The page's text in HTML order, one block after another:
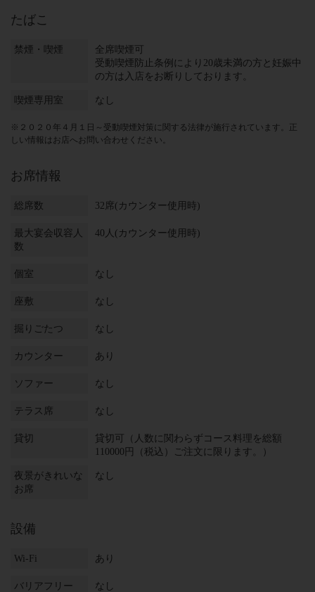
たばこ
禁煙・喫煙
全席喫煙可
受動喫煙防止条例により20歳未満の方と妊娠中
の方は入店をお断りしております。
喫煙専用室 なし
※２０２０年４月１日～受動喫煙対策に関する法律が施行されています。正
しい情報はお店へお問い合わせください。
お席情報
総席数 32席(カウンター使用時)
最大宴会収容人
数
40人(カウンター使用時)
個室 なし
座敷 なし
掘りごたつ なし
カウンター あり
ソファー なし
テラス席 なし
貸切
貸切可（人数に関わらずコース料理を総額
110000円（税込）ご注文に限ります。）
夜景がきれいな
お席
なし
設備
Wi-Fi あり
バリアフリー なし